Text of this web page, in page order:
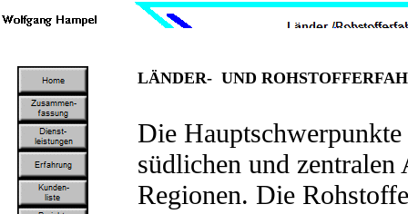
LÄNDER- UND
Die
südlichen und
Regionen. Die